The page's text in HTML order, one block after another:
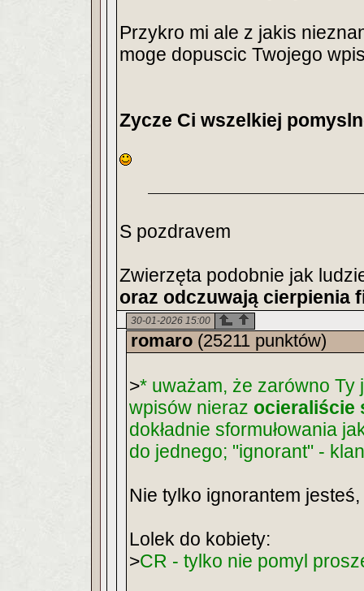
Przykro mi ale z jakis
moge dopuscic Twojego
Zycze Ci wszelkiej
S pozdravem
Zwierzęta podobnie jak
oraz odczuwają cierpienia
30-01-2026 15:00
romaro (25211 punktów)
>* uważam, że zarówno
wpisów nieraz ocieraliście
dokładnie sformułowania
do jednego; "ignorant" -
Nie tylko ignorantem
Lolek do kobiety:
>CR - tylko nie pomyl